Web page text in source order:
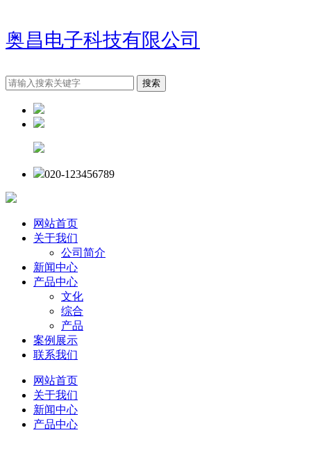
奥昌电子科技有限公司
020-123456789
网站首页
关于我们
公司简介
新闻中心
产品中心
文化
综合
产品
案例展示
联系我们
网站首页
关于我们
新闻中心
产品中心